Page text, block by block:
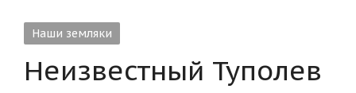
Наши земляки
Неизвестный Туполев